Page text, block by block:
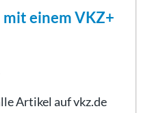
einem VKZ+
Artikel auf vkz.de